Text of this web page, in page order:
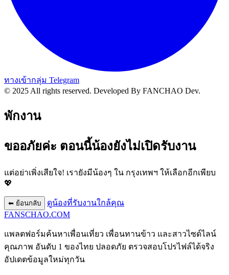
ทางเข้ากลุ่ม Telegram
© 2025 All rights reserved. Developed By FANCHAO Dev.
พักงาน
ขออภัยค่ะ ตอนนี้น้องยังไม่เปิดรับงาน
แต่อย่าเพิ่งเสียใจ! เรายังมีน้องๆ ใน กรุงเทพฯ ให้เลือกอีกเพียบ
💖
⬅ ย้อนกลับ
ดูน้องที่รับงานใกล้คุณ
FANSCHAO.COM
แพลตฟอร์มค้นหาเพื่อนเที่ยว เพื่อนทานข้าว และสาวไซด์ไลน์
คุณภาพ อันดับ 1 ของไทย ปลอดภัย ตรวจสอบโปรไฟล์ได้จริง
อัปเดตข้อมูลใหม่ทุกวัน